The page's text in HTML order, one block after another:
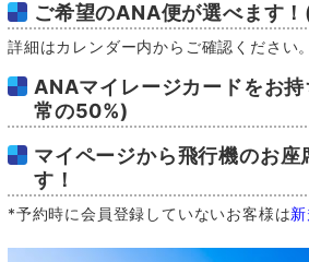
ご希望のANA便が選べます
詳細はカレンダー内からご確認ください。
ANAマイレージカードをお
常の50%)
マイページから飛行機のお
す！
*予約時に会員登録していないお客様は